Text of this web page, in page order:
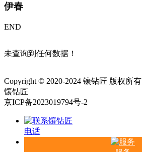
伊春
END
未查询到任何数据！
Copyright © 2020-2024 镶钻匠 版权所有
镶钻匠
京ICP备2023019794号-2
电话